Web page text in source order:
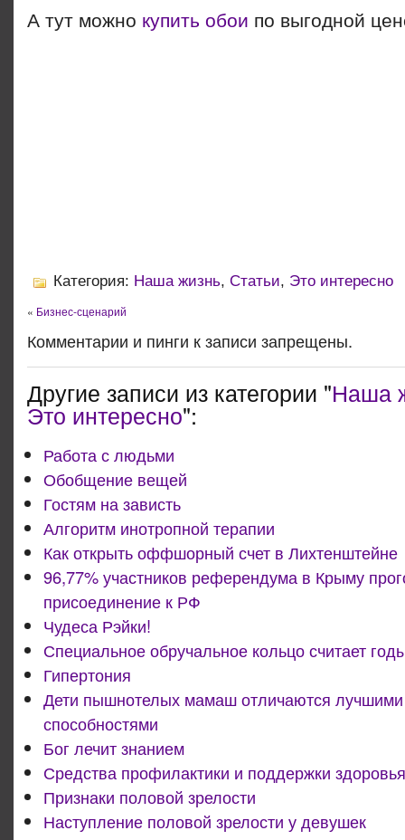
А тут можно купить обои по выгодной
Категория: Наша жизнь, Статьи, Это интересно
« Бизнес-сценарий
Комментарии и пинги к записи запрещены.
Другие записи из категории "Наша
Это интересно":
Работа с людьми
Обобщение вещей
Гостям на зависть
Алгоритм инотропной терапии
Как открыть оффшорный счет в Лихтенштейне
96,77% участников референдума в Крыму
присоединение к РФ
Чудеса Рэйки!
Специальное обручальное кольцо считает
Гипертония
Дети пышнотелых мамаш отличаются
способностями
Бог лечит знанием
Средства профилактики и поддержки
Признаки половой зрелости
Наступление половой зрелости у девушек